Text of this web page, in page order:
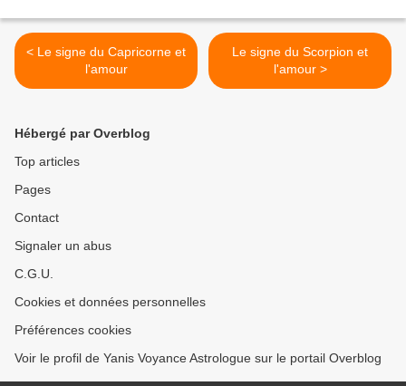
< Le signe du Capricorne et
l'amour
Le signe du Scorpion et
l'amour >
Hébergé par Overblog
Top articles
Pages
Contact
Signaler un abus
C.G.U.
Cookies et données personnelles
Préférences cookies
Voir le profil de Yanis Voyance Astrologue sur le portail Overblog